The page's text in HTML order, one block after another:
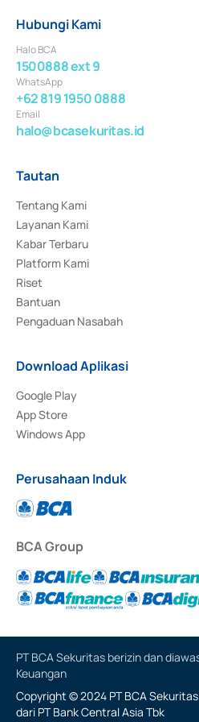
Hubungi Kami
Halo BCA
1500888 ext 9
WhatsApp
+62 819 1950 0888
Email
halo@bcasekuritas.id
Tautan
Tentang Kami
Layanan Kami
Kabar Terbaru
Platform Kami
Riset
Bantuan
Pengaduan Nasabah
Download Aplikasi
Google Play
App Store
Windows App
Perusahaan Induk
BCA Group
PT BCA Sekuritas berizin dan
Keuangan
Copyright © 2024 PT BCA
dari PT Bank Central Asia Tbk